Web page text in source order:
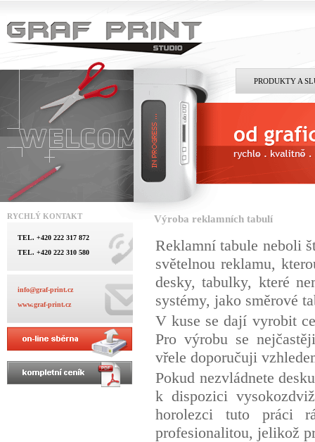
PRODUKTY A
Výroba reklamních tabulí
Reklamní tabule neboli
světelnou reklamu,
desky, tabulky, které
systémy, jako směrové
V kuse se dají vyrobit
Pro výrobu se
vřele doporučuji
Pokud nezvládnete
k dispozici
horolezci tuto práci
profesionalitou, jelikož
RYCHLÝ KONTAKT
TEL. +420 222 317 872
TEL. +420 222 310 580
info@graf-print.cz
www.graf-print.cz